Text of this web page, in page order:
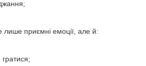
лише приємні емоції, але й: